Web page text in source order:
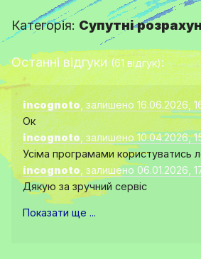
Категорія: Супутні
Останні відгуки(61 відгук):
incognoto, залишено 16.06.2026,
Ок
incognoto , залишено 10.04.2026,
Усіма програмами користуватись
incognoto , залишено 06.01.2026,
Дякую за зручний сервіс
Показати ще ...